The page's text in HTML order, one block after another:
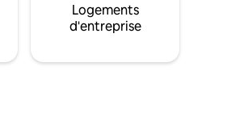
Logements
d'entreprise